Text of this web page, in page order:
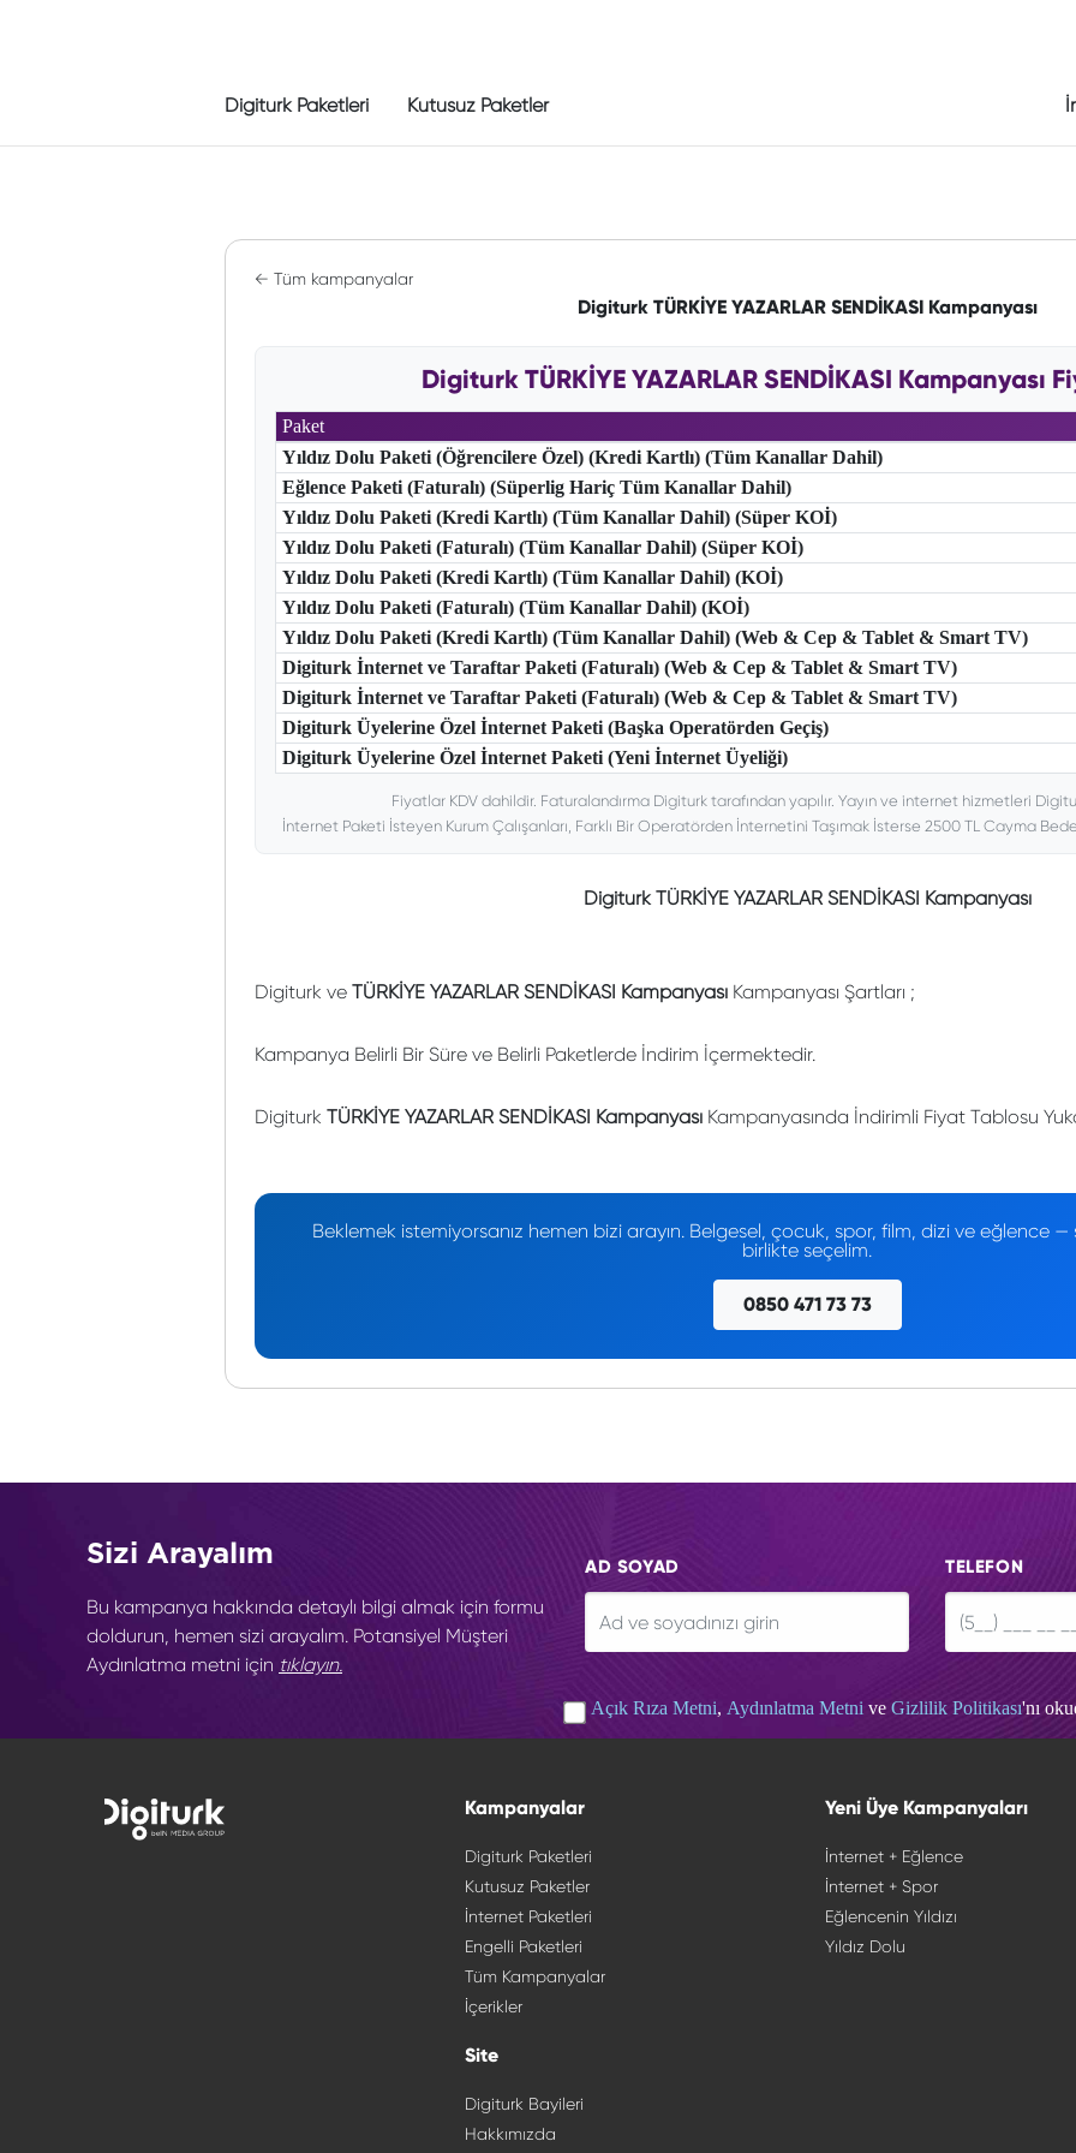
Digiturk Paketleri Kutusuz Paketler
← Tüm kampanyalar
Digiturk TÜRKİYE YAZARLAR SENDİKASI Kampanyası
Digiturk TÜRKİYE YAZARLAR SENDİKASI Kampanyası
Paket
Yıldız Dolu Paketi (Öğrencilere Özel) (Kredi Kartlı) (Tüm Kanallar Dahil)
Eğlence Paketi (Faturalı) (Süperlig Hariç Tüm Kanallar Dahil)
Yıldız Dolu Paketi (Kredi Kartlı) (Tüm Kanallar Dahil) (Süper KOİ)
Yıldız Dolu Paketi (Faturalı) (Tüm Kanallar Dahil) (Süper KOİ)
Yıldız Dolu Paketi (Kredi Kartlı) (Tüm Kanallar Dahil) (KOİ)
Yıldız Dolu Paketi (Faturalı) (Tüm Kanallar Dahil) (KOİ)
Yıldız Dolu Paketi (Kredi Kartlı) (Tüm Kanallar Dahil) (Web & Cep & Tablet & Smart TV)
Digiturk İnternet ve Taraftar Paketi (Faturalı) (Web & Cep & Tablet & Smart TV)
Digiturk İnternet ve Taraftar Paketi (Faturalı) (Web & Cep & Tablet & Smart TV)
Digiturk Üyelerine Özel İnternet Paketi (Başka Operatörden Geçiş)
Digiturk Üyelerine Özel İnternet Paketi (Yeni İnternet Üyeliği)
Fiyatlar KDV dahildir. Faturalandırma Digiturk tarafından yapılır. Yayın ve internet hizmetleri
İnternet Paketi İsteyen Kurum Çalışanları, Farklı Bir Operatörden İnternetini Taşımak İsterse 2500 TL Cayma
Digiturk TÜRKİYE YAZARLAR SENDİKASI Kampanyası
Digiturk ve TÜRKİYE YAZARLAR SENDİKASI Kampanyası Kampanyası Şartları ;
Kampanya Belirli Bir Süre ve Belirli Paketlerde İndirim İçermektedir.
Digiturk TÜRKİYE YAZARLAR SENDİKASI Kampanyası Kampanyasında İndirimli Fiyat Tablosu
Beklemek istemiyorsanız hemen bizi arayın. Belgesel, çocuk, spor, film, dizi ve eğlence
birlikte seçelim.
0850 471 73 73
Sizi Arayalım
Bu kampanya hakkında detaylı bilgi almak için formu
doldurun, hemen sizi arayalım. Potansiyel Müşteri
Aydınlatma metni için tıklayın.
AD SOYAD TELEFON
Açık Rıza Metni, Aydınlatma Metni ve Gizlilik Politikası'nı
Kampanyalar
Digiturk Paketleri
Kutusuz Paketler
İnternet Paketleri
Engelli Paketleri
Tüm Kampanyalar
İçerikler
Site
Digiturk Bayileri
Hakkımızda
Yeni Üye Kampanyaları
İnternet + Eğlence
İnternet + Spor
Eğlencenin Yıldızı
Yıldız Dolu